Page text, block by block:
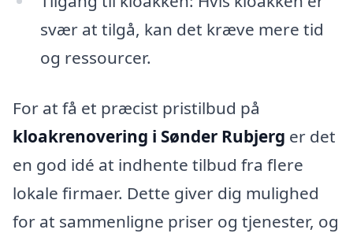
svær at tilgå, kan det kræve mere tid
og ressourcer.
For at få et præcist pristilbud på
kloakrenovering i Sønder Rubjerg er det
en god idé at indhente tilbud fra flere
lokale firmaer. Dette giver dig mulighed
for at sammenligne priser og tjenester, og